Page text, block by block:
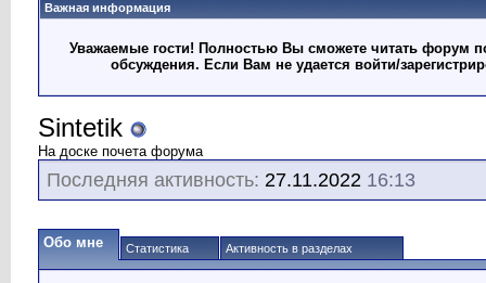
Важная информация
Уважаемые гости! Полностью Вы сможете читать форум
обсуждения. Если Вам не удается войти/
Sintetik
На доске почета форума
Последняя активность: 27.11.2022 16:13
Обо мне Статистика Активность в разделах